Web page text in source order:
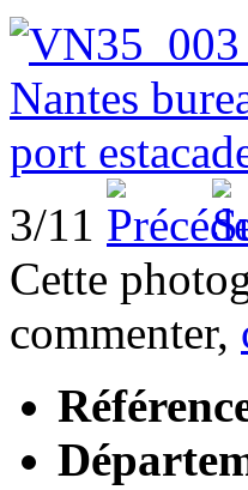
3/11
Cette
commenter,